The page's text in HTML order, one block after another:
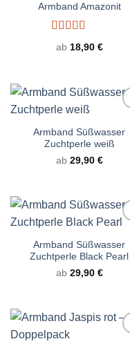
Armband Amazonit
Bewertet
mit 5.00von
ab 18,90 €
Armband Süßwasser
Zuchtperle weiß
ab 29,90 €
Armband Süßwasser
Zuchtperle Black Pearl
ab 29,90 €